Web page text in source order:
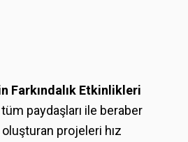
Farkındalık Etkinlikleri
paydaşları ile beraber
projeleri hız